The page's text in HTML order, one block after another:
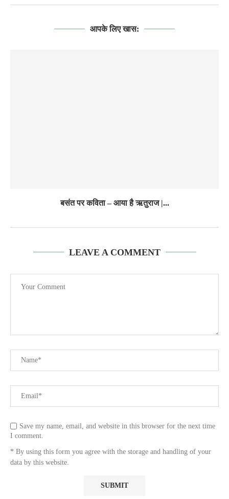
आपके लिए खास:
बसंत पर कविता – आया है ऋतुराज |...
LEAVE A COMMENT
Save my name, email, and website in this browser for the next time
I comment.
* By using this form you agree with the storage and handling of your
data by this website.